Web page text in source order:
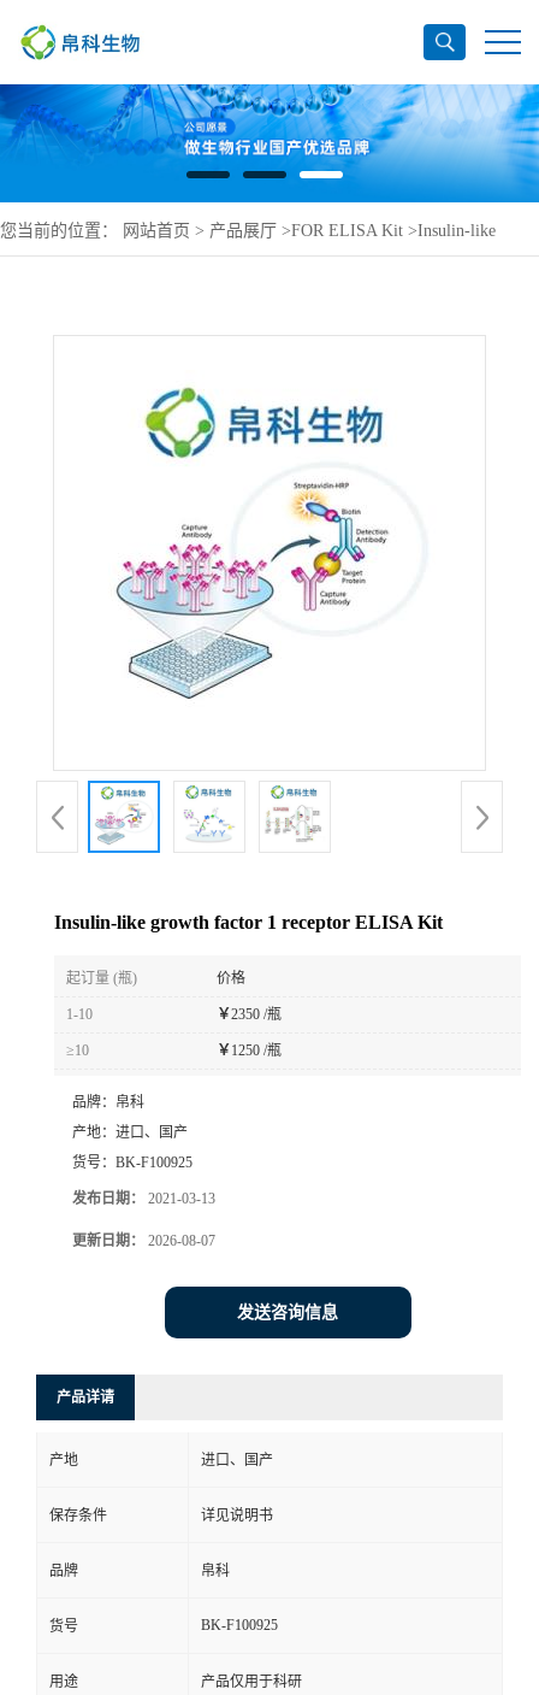
您当前的位置： 网站首页 > 产品展厅 >FOR ELISA Kit >Insulin-like
Insulin-like growth factor 1 receptor ELISA Kit
起订量 (瓶) 价格
1-10 ￥2350 /瓶
≥10 ￥ 1250 /瓶
品牌： 帛科
产地： 进口、国产
货号： BK-F100925
发布日期： 2021-03-13
更新日期： 2026-08-07
发送咨询信息
产品详请
产地 进口、国产
保存条件 详见说明书
品牌 帛科
货号 BK-F100925
用途 产品仅用于科研